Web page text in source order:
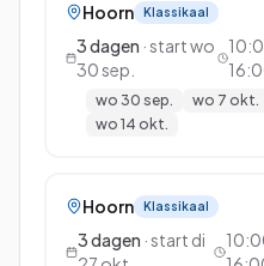
Hoorn Klassikaal
3dagen · startwo
30 sep.
wo 30 sep.
wo 7 okt.
wo 14 okt.
Hoorn Klassikaal
3dagen · start di